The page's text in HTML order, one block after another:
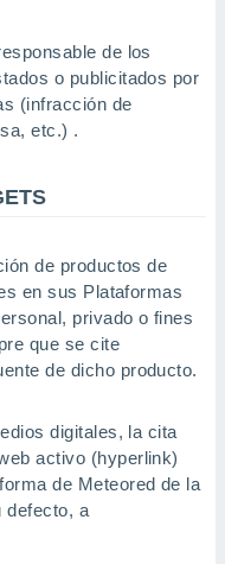
de los
o publicitados por
(infracción de
etc.) .
de productos de
en sus Plataformas
privado o fines
que se cite
de dicho producto.
digitales, la cita
activo (hyperlink)
de Meteored de la
defecto, a